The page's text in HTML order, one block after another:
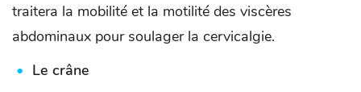
traitera la mobilité et la motilité des viscères
abdominaux pour soulager la cervicalgie.
Le crâne